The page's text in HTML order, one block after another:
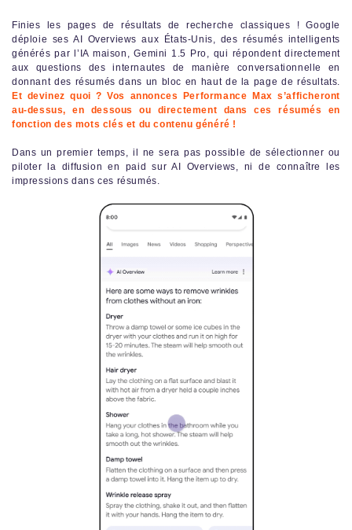
Finies les pages de résultats de recherche classiques ! Google
déploie ses AI Overviews aux États-Unis, des résumés intelligents
générés par l’IA maison, Gemini 1.5 Pro, qui répondent directement
aux questions des internautes de manière conversationnelle en
donnant des résumés dans un bloc en haut de la page de résultats.
Et devinez quoi ? Vos annonces Performance Max s’afficheront
au-dessus, en dessous ou directement dans ces résumés en
fonction des mots clés et du contenu généré !
Dans un premier temps, il ne sera pas possible de sélectionner ou
piloter la diffusion en paid sur AI Overviews, ni de connaître les
impressions dans ces résumés.